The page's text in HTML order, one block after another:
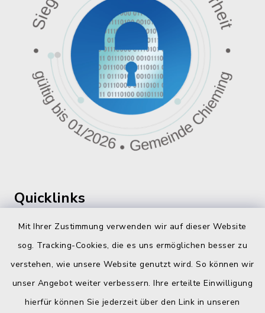
Mit Ihrer Zustimmung verwenden wir auf dieser Website
sog. Tracking-Cookies, die es uns ermöglichen besser zu
verstehen, wie unsere Website genutzt wird. So können wir
unser Angebot weiter verbessern. Ihre erteilte Einwilligung
hierfür können Sie jederzeit über den Link in unseren
Quicklinks
360 ° Panorama
Fahrplanauskunft
Landratsamt Traunstein
Kostenlose Energieberatung